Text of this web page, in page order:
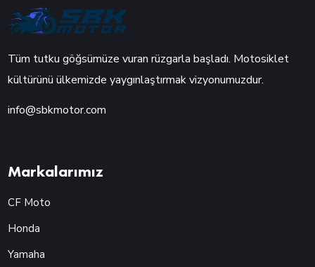
Tüm tutku göğsümüze vuran rüzgarla başladı. Motosiklet
kültürünü ülkemizde yaygınlaştırmak vizyonumuzdur.
info@sbkmotor.com
Markalarımız
CF Moto
Honda
Yamaha